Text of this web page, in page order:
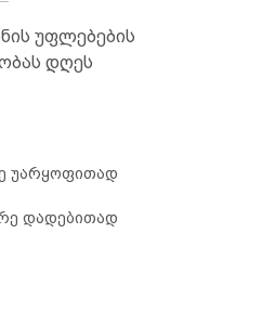
უფლებების
დღეს
უარყოფითად
დადებითად